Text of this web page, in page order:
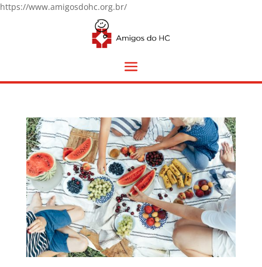
https://www.amigosdohc.org.br/